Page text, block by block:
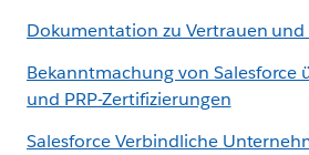
Dokumentation zu Vertrauen
Bekanntmachung von Salesforce
und PRP-Zertifizierungen
Salesforce Verbindliche